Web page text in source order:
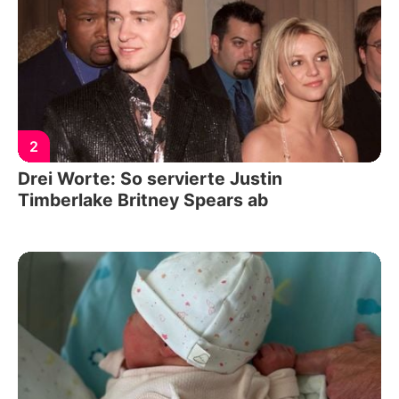
2
Drei Worte: So servierte Justin
Timberlake Britney Spears ab